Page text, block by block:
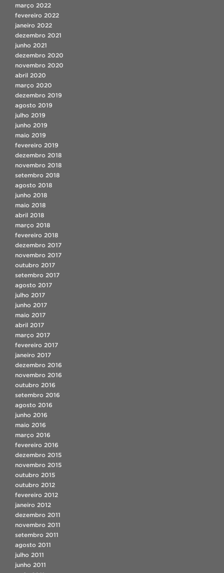
março 2022
fevereiro 2022
janeiro 2022
dezembro 2021
junho 2021
dezembro 2020
novembro 2020
abril 2020
março 2020
dezembro 2019
agosto 2019
julho 2019
junho 2019
maio 2019
fevereiro 2019
dezembro 2018
novembro 2018
setembro 2018
agosto 2018
junho 2018
maio 2018
abril 2018
março 2018
fevereiro 2018
dezembro 2017
novembro 2017
outubro 2017
setembro 2017
agosto 2017
julho 2017
junho 2017
maio 2017
abril 2017
março 2017
fevereiro 2017
janeiro 2017
dezembro 2016
novembro 2016
outubro 2016
setembro 2016
agosto 2016
junho 2016
maio 2016
março 2016
fevereiro 2016
dezembro 2015
novembro 2015
outubro 2015
outubro 2012
fevereiro 2012
janeiro 2012
dezembro 2011
novembro 2011
setembro 2011
agosto 2011
julho 2011
junho 2011